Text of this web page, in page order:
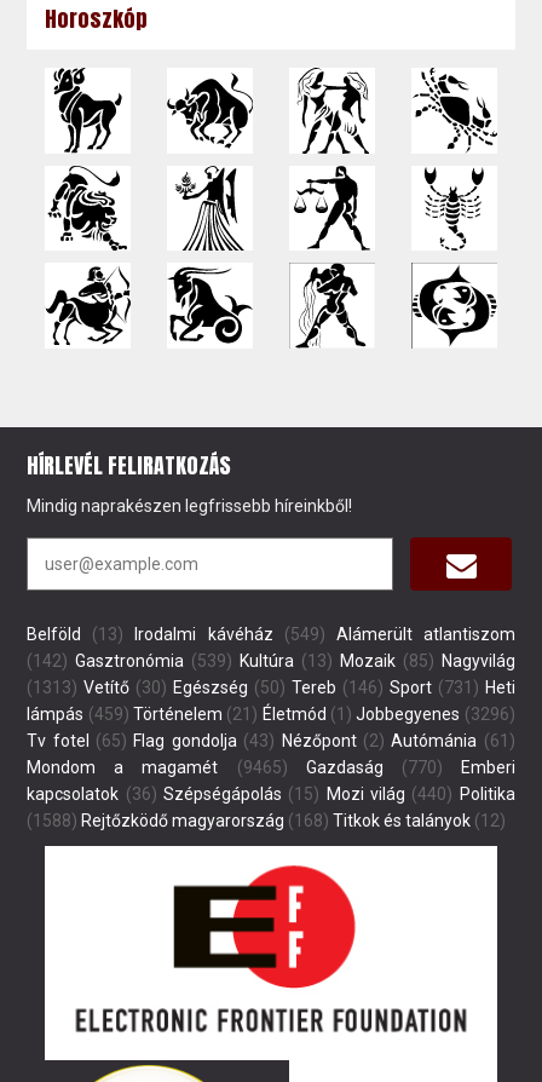
Horoszkóp
HÍRLEVÉL FELIRATKOZÁS
Mindig naprakészen legfrissebb híreinkből!
Belföld (13) Irodalmi kávéház (549)
Alámerült atlantiszom
(142) Gasztronómia (539) Kultúra (13) Mozaik(85) Nagyvilág
(1313) Vetítő (30) Egészség (50) Tereb (146) Sport(731) Heti
lámpás (459) Történelem (21) Életmód (1) Jobbegyenes (3296)
Tv fotel
(65) Flag gondolja (43) Nézőpont(2) Autómánia (61)
Mondom a magamét (9465) Gazdaság (770)
Emberi
kapcsolatok (36) Szépségápolás (15) Mozi világ (440) Politika
(1588) Rejtőzködő magyarország (168) Titkok és talányok (12)